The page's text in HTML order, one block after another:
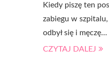
Kiedy piszę ten
zabiegu w
odbył się i męczę…
CZYTAJ DALEJ